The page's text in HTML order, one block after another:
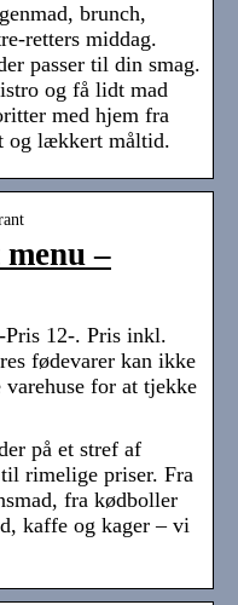
brunch,
retters middag.
passer til din smag.
og få lidt mad
med hjem fra
og lækkert måltid.
–
12-. Pris inkl.
fødevarer kan ikke
for at tjekke
på et stref af
rimelige priser. Fra
fra kødboller
kaffe og kager – vi